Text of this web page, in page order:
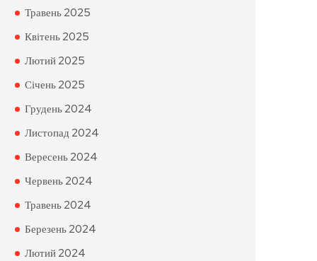
Травень 2025
Квітень 2025
Лютий 2025
Січень 2025
Грудень 2024
Листопад 2024
Вересень 2024
Червень 2024
Травень 2024
Березень 2024
Лютий 2024